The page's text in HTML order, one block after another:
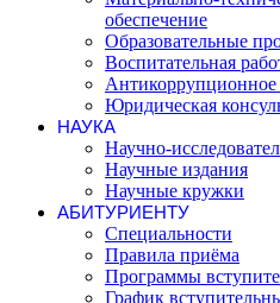
обеспечение
Образовательные
Воспитательная
Юридическая
НАУКА
Научно-
Научные издания
Научные кружки
АБИТУРИЕНТУ
Специальности
Правила приёма
Программы
График